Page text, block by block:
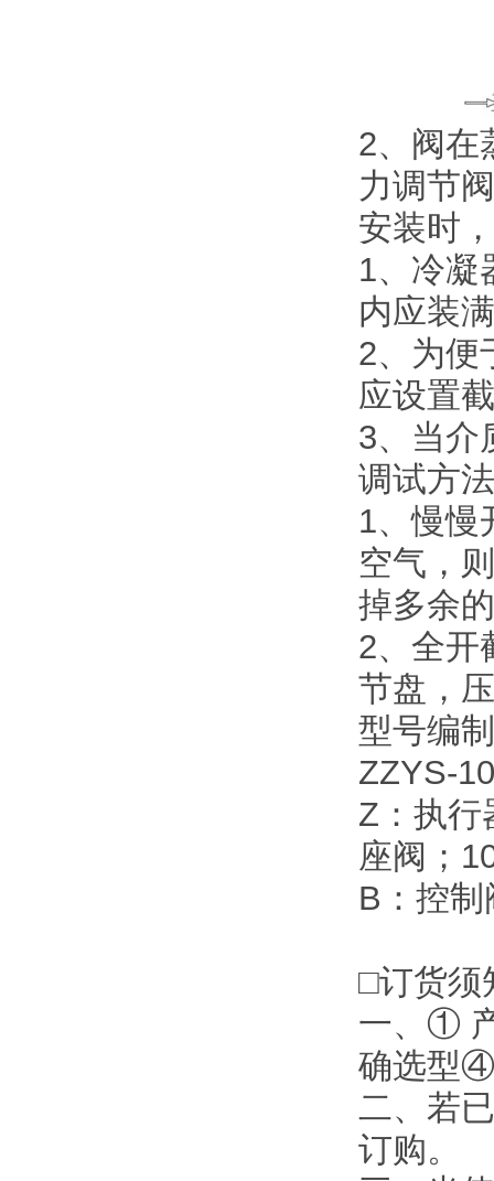
2、阀在
力调节
安装时
1、冷凝
内应装
2、为便
应设置
3、当介
调试方
1、慢慢
空气，
掉多余
2、全开
节盘，
型号编
ZZYS-
Z：执行
座阀；
B：控
□订货须
一、①
确选型
二、若
订购。